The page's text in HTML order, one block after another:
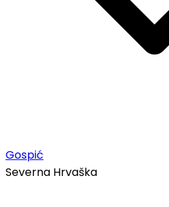
Gospić
Severna Hrvaška